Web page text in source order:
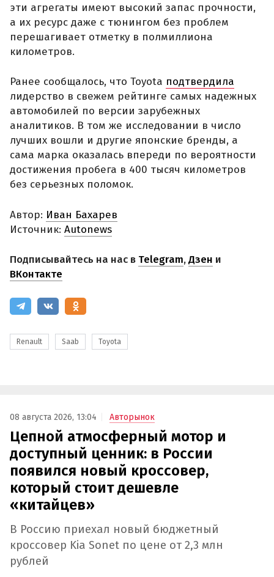
эти агрегаты имеют высокий запас прочности,
а их ресурс даже с тюнингом без проблем
перешагивает отметку в полмиллиона
километров.
Ранее сообщалось, что Toyota подтвердила
лидерство в свежем рейтинге самых надежных
автомобилей по версии зарубежных
аналитиков. В том же исследовании в число
лучших вошли и другие японские бренды, а
сама марка оказалась впереди по вероятности
достижения пробега в 400 тысяч километров
без серьезных поломок.
Автор: Иван Бахарев
Источник: Autonews
Подписывайтесь на нас в Telegram,Дзен и
ВКонтакте
Renault Saab Toyota
08 августа 2026, 13:04 Авторынок
Цепной атмосферный мотор и
доступный ценник: в России
появился новый кроссовер,
который стоит дешевле
«китайцев»
В Россию приехал новый бюджетный
кроссовер Kia Sonet по цене от 2,3 млн
рублей